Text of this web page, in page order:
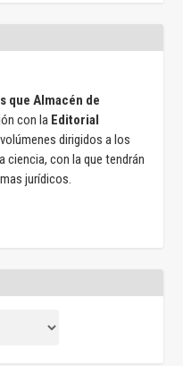
que Almacén de
con la Editorial
dirigidos a los
con la que tendrán
jurídicos.